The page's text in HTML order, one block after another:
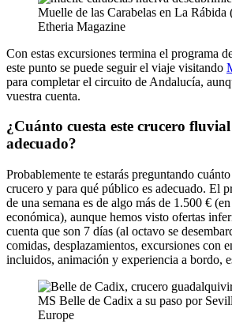
Muelle de las Carabelas en La
Etheria Magazine
Con estas excursiones termina el programa
este punto se puede seguir el viaje visitando
para completar el circuito de Andalucía,
vuestra cuenta.
¿Cuánto cuesta este crucero
adecuado?
Probablemente te estarás preguntando
crucero y para qué público es adecuado. El
de una semana es de algo más de 1.500 €
económica), aunque hemos visto ofertas
cuenta que son 7 días (al octavo se
comidas, desplazamientos, excursiones con
incluidos, animación y experiencia a bordo,
MS Belle de Cadix a su paso por
Europe